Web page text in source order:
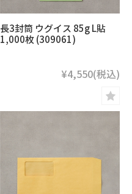
長3封筒 ウグイス 85g L貼
1,000枚 (309061)
¥4,550(税込)